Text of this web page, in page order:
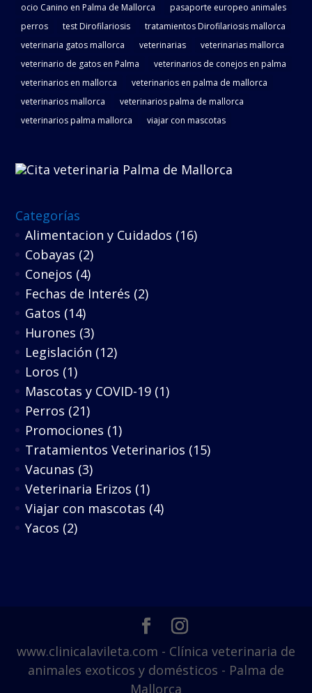
ocio Canino en Palma de Mallorca
pasaporte europeo animales
perros
test Dirofilariosis
tratamientos Dirofilariosis mallorca
veterinaria gatos mallorca
veterinarias
veterinarias mallorca
veterinario de gatos en Palma
veterinarios de conejos en palma
veterinarios en mallorca
veterinarios en palma de mallorca
veterinarios mallorca
veterinarios palma de mallorca
veterinarios palma mallorca
viajar con mascotas
Categorías
Alimentacion y Cuidados (16)
Cobayas (2)
Conejos (4)
Fechas de Interés (2)
Gatos (14)
Hurones (3)
Legislación (12)
Loros (1)
Mascotas y COVID-19 (1)
Perros (21)
Promociones (1)
Tratamientos Veterinarios (15)
Vacunas (3)
Veterinaria Erizos (1)
Viajar con mascotas (4)
Yacos (2)
www.clinicalavileta.com - Clínica veterinaria de
animales exoticos y domésticos - Palma de
Mallorca